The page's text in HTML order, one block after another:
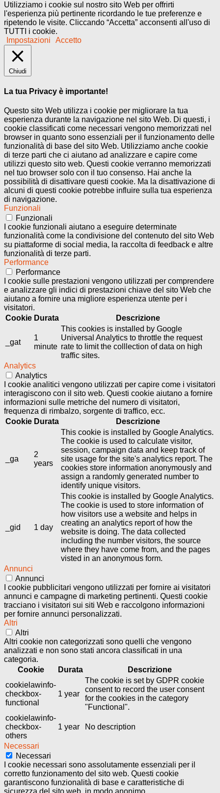
Utilizziamo i cookie sul nostro sito Web per offrirti
l'esperienza più pertinente ricordando le tue preferenze e
ripetendo le visite. Cliccando “Accetta” acconsenti all'uso di
TUTTI i cookie.
Impostazioni
Accetto
Chiudi
La tua Privacy è importante!
Questo sito Web utilizza i cookie per migliorare la tua
esperienza durante la navigazione nel sito Web. Di questi, i
cookie classificati come necessari vengono memorizzati nel
browser in quanto sono essenziali per il funzionamento delle
funzionalità di base del sito Web. Utilizziamo anche cookie
di terze parti che ci aiutano ad analizzare e capire come
utilizzi questo sito web. Questi cookie verranno memorizzati
nel tuo browser solo con il tuo consenso. Hai anche la
possibilità di disattivare questi cookie. Ma la disattivazione di
alcuni di questi cookie potrebbe influire sulla tua esperienza
di navigazione.
Funzionali
Funzionali
I cookie funzionali aiutano a eseguire determinate
funzionalità come la condivisione del contenuto del sito Web
su piattaforme di social media, la raccolta di feedback e altre
funzionalità di terze parti.
Performance
Performance
I cookie sulle prestazioni vengono utilizzati per comprendere
e analizzare gli indici di prestazioni chiave del sito Web che
aiutano a fornire una migliore esperienza utente per i
visitatori.
Cookie Durata Descrizione
_gat
1
minute
This cookies is installed by Google
Universal Analytics to throttle the request
rate to limit the colllection of data on high
traffic sites.
Analytics
Analytics
I cookie analitici vengono utilizzati per capire come i visitatori
interagiscono con il sito web. Questi cookie aiutano a fornire
informazioni sulle metriche del numero di visitatori,
frequenza di rimbalzo, sorgente di traffico, ecc.
Cookie Durata Descrizione
_ga
2
years
This cookie is installed by Google Analytics.
The cookie is used to calculate visitor,
session, campaign data and keep track of
site usage for the site's analytics report. The
cookies store information anonymously and
assign a randomly generated number to
identify unique visitors.
_gid 1 day
This cookie is installed by Google Analytics.
The cookie is used to store information of
how visitors use a website and helps in
creating an analytics report of how the
website is doing. The data collected
including the number visitors, the source
where they have come from, and the pages
visted in an anonymous form.
Annunci
Annunci
I cookie pubblicitari vengono utilizzati per fornire ai visitatori
annunci e campagne di marketing pertinenti. Questi cookie
tracciano i visitatori sui siti Web e raccolgono informazioni
per fornire annunci personalizzati.
Altri
Altri
Altri cookie non categorizzati sono quelli che vengono
analizzati e non sono stati ancora classificati in una
categoria.
Cookie
Durata
Descrizione
cookielawinfo-
checkbox-
functional
1 year
The cookie is set by GDPR cookie
consent to record the user consent
for the cookies in the category
"Functional".
cookielawinfo-
checkbox-
others
1 year No description
Necessari
Necessari
I cookie necessari sono assolutamente essenziali per il
corretto funzionamento del sito web. Questi cookie
garantiscono funzionalità di base e caratteristiche di
sicurezza del sito web, in modo anonimo.